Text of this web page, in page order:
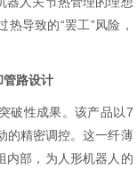
导致的“罢工”风险，
管路设计
破性成果。该产品以7
的精密调控。这一纤薄
内部，为人形机器人的